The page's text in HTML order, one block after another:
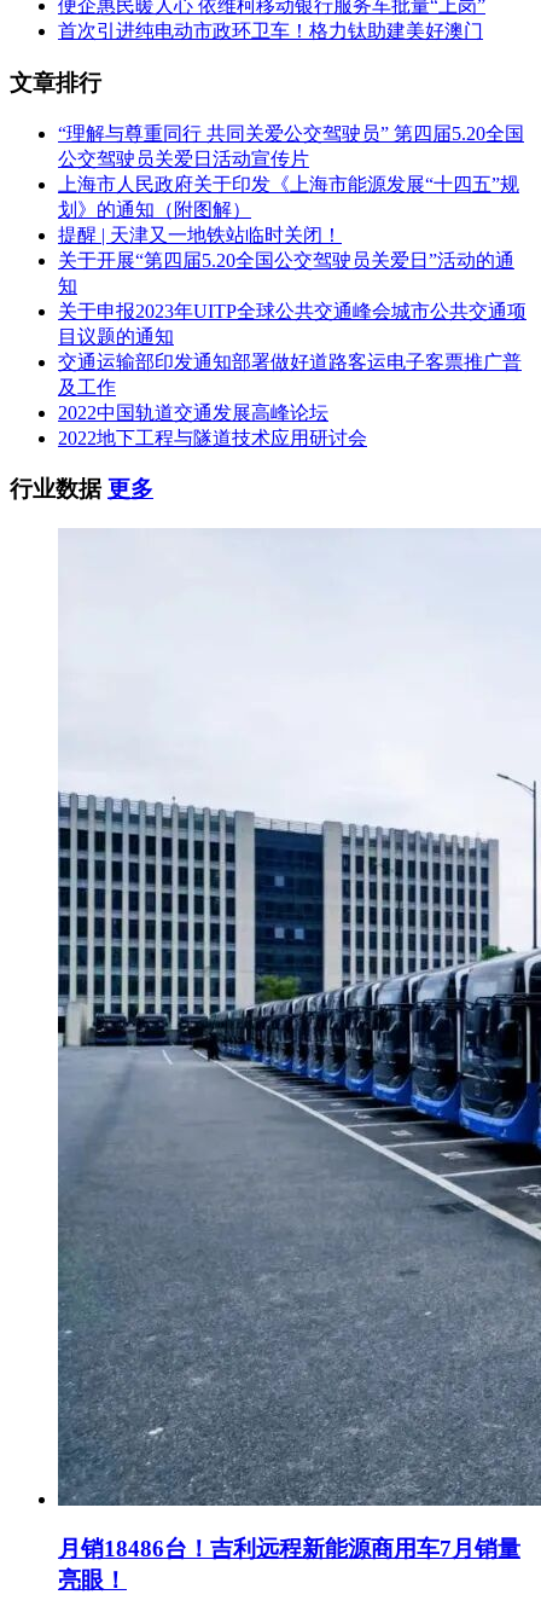
便企惠民暖人心 依维柯移动银行服务车批量“上岗”
首次引进纯电动市政环卫车！格力钛助建美好澳门
文章排行
“理解与尊重同行 共同关爱公交驾驶员” 第四届5.20全国
公交驾驶员关爱日活动宣传片
上海市人民政府关于印发《上海市能源发展“十四五”规
划》的通知（附图解）
提醒 | 天津又一地铁站临时关闭！
关于开展“第四届5.20全国公交驾驶员关爱日”活动的通
知
关于申报2023年UITP全球公共交通峰会城市公共交通项
目议题的通知
交通运输部印发通知部署做好道路客运电子客票推广普
及工作
2022中国轨道交通发展高峰论坛
2022地下工程与隧道技术应用研讨会
行业数据更多
月销18486台！吉利远程新能源商用车7月销量
亮眼！